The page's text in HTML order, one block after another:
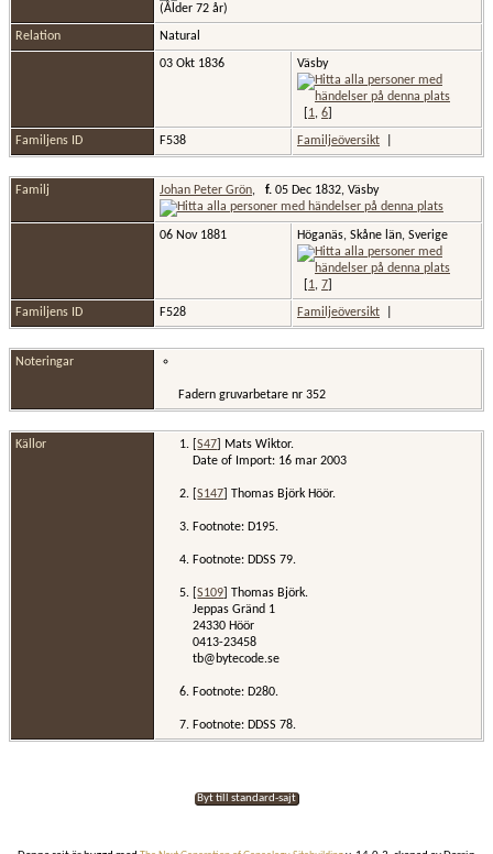
(Ålder 72 år)
Relation Natural
03 Okt 1836 Väsby
1, 6
Familjens ID F538 Familjeöversikt
Familj Johan Peter Grön, f. 05 Dec 1832, Väsby
06 Nov 1881 Höganäs, Skåne län, Sverige
1, 7
Familjens ID F528 Familjeöversikt
Noteringar
Fadern gruvarbetare nr 352
Källor [S47 ] Mats Wiktor.
Date of Import: 16 mar 2003
[S147 ] Thomas Björk Höör.
Footnote: D195.
Footnote: DDSS 79.
[S109 ] Thomas Björk.
Jeppas Gränd 1
24330 Höör
0413-23458
tb@bytecode.se
Footnote: D280.
Footnote: DDSS 78.
Byt till standard-sajt